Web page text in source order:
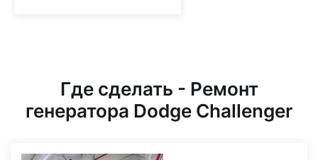
Где сделать - Ремонт
генератора Dodge Challenger